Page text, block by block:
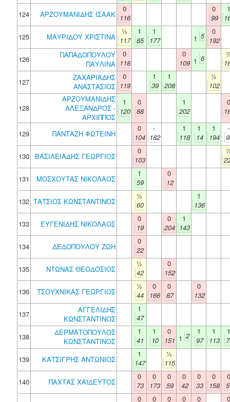
124
ΑΡΖΟΥΜΑΝΙΔΗΣ ΙΣΑΑΚ
0
116
0
99
1
125
ΜΑΥΡΙΔΟΥ ΧΡΙΣΤΙΝΑ
½
117
1
85
1
177
1 5
0
192
126
ΠΑΠΑΔΟΠΟΥΛΟΥ
ΠΑΥΛΙΝΑ
0
118
0
109 1 6
127
ΖΑΧΑΡΙΑΔΗΣ
ΑΝΑΣΤΑΣΙΟΣ
0
119
1
39
1
208
½
102
128
ΑΡΖΟΥΜΑΝΙΔΗΣ
ΑΛΕΞΑΝΔΡΟΣ -
ΑΡΧΙΠΠΟΣ
1
120
0
88
1
202
0
129 ΠΑΝΤΑΖΗ ΦΩΤΕΙΝΗ
0
104
-
182
1
118
1
14
1
194
-
130
ΒΑΣΙΛΕΙΑΔΗΣ ΓΕΩΡΓΙΟΣ
0
103
131
ΜΟΣΧΟΥΤΑΣ ΝΙΚΟΛΑΟΣ
1
59
0
12
132 ΤΑΤΣΙΟΣ ΚΩΝΣΤΑΝΤΙΝΟΣ
½
60
1
136
133
ΕΥΓΕΝΙΔΗΣ ΝΙΚΟΛΑΟΣ
0
19
0
204
1
143
134
ΔΕΔΟΠΟΥΛΟΥ ΖΩΗ
0
22
135
ΝΤΩΝΑΣ ΘΕΟΔΟΣΙΟΣ
½
42
0
152
136
ΤΣΟΥΧΝΙΚΑΣ ΓΕΩΡΓΙΟΣ
½
44
0
166
0
87
0
132
137
ΑΓΓΕΛΙΔΗΣ
ΚΩΝΣΤΑΝΤΙΝΟΣ
1
47
138
ΔΕΡΜΑΤΟΠΟΥΛΟΣ
ΚΩΝΣΤΑΝΤΙΝΟΣ
1
41
1
10
0
151 1 2
1
97
1
113
1
139
ΚΑΤΣΙΓΡΗΣ ΑΝΤΩΝΙΟΣ
1
147
½
115
140
ΠΑΧΤΑΣ ΧΑΪΔΕΥΤΟΣ
0
73
0
173
0
59
0
42
0
33
0
158
0
0 0 0 0 0 0